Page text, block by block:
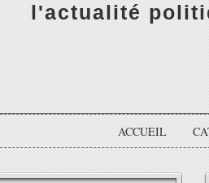
l'actualité
ACCUEIL